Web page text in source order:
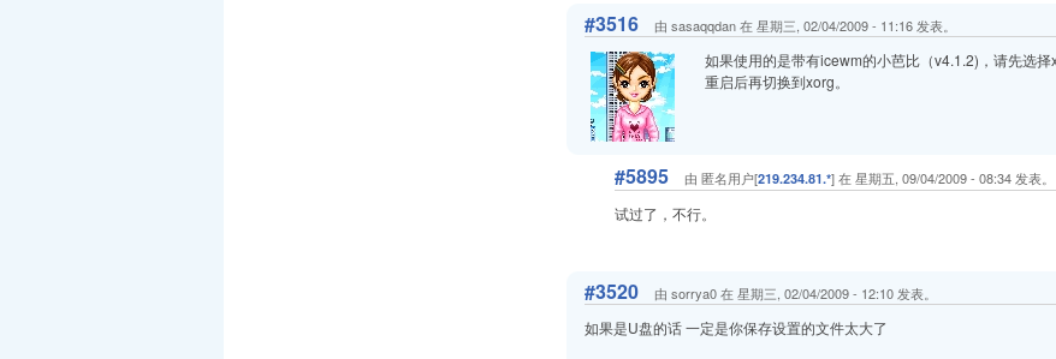
#3516 由 sasaqqdan 在 星期三, 02/04/2009 - 11:16 发表。
如果使用的是带有icewm的小芭比（v4.1.2)，请先选择
重启后再切换到xorg。
#5895 由 匿名用户[219.234.81.*] 在 星期五, 09/04/2009 - 08:34 发表。
试过了，不行。
#3520 由 sorrya0 在 星期三, 02/04/2009 - 12:10 发表。
如果是U盘的话 一定是你保存设置的文件太大了